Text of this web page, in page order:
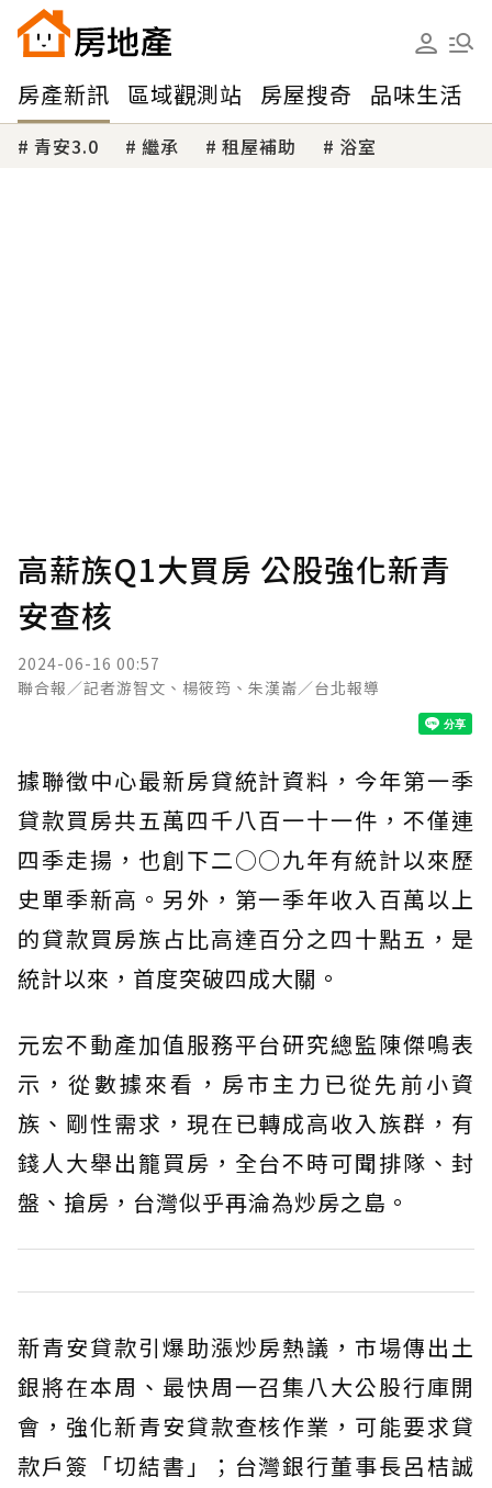
房產新訊 區域觀測站 房屋搜奇 品味生活
青安3.0 繼承 租屋補助 浴室
高薪族Q1大買房 公股強化新青
安查核
2024-06-16 00:57
聯合報／記者游智文、楊筱筠、朱漢崙／台北報導
據聯徵中心最新房貸統計資料，今年第一季
貸款買房共五萬四千八百一十一件，不僅連
四季走揚，也創下二○○九年有統計以來歷
史單季新高。另外，第一季年收入百萬以上
的貸款買房族占比高達百分之四十點五，是
統計以來，首度突破四成大關。
元宏不動產加值服務平台研究總監陳傑鳴表
示，從數據來看，房市主力已從先前小資
族、剛性需求，現在已轉成高收入族群，有
錢人大舉出籠買房，全台不時可聞排隊、封
盤、搶房，台灣似乎再淪為炒房之島。
新青安貸款引爆助漲炒房熱議，市場傳出土
銀將在本周、最快周一召集八大公股行庫開
會，強化新青安貸款查核作業，可能要求貸
款戶簽「切結書」；台灣銀行董事長呂桔誠